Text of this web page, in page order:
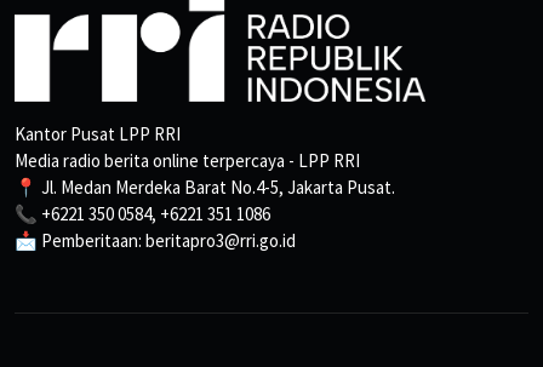
Kantor Pusat LPP RRI
Media radio berita online terpercaya - LPP RRI
📍 Jl. Medan Merdeka Barat No.4-5, Jakarta Pusat.
📞 +6221 350 0584, +6221 351 1086
📩 Pemberitaan: beritapro3@rri.go.id